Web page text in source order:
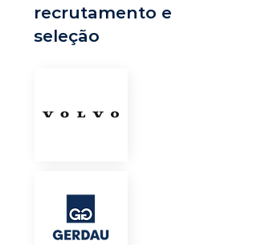
recrutamento e
seleção